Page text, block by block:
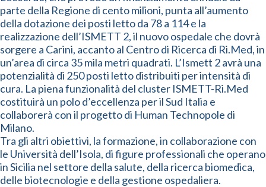
parte della Regione di cento milioni, punta all’aumento
della dotazione dei posti letto da 78 a 114 e la
realizzazione dell’ISMETT 2, il nuovo ospedale che dovrà
sorgere a Carini, accanto al Centro di Ricerca di Ri.Med, in
un’area di circa 35 mila metri quadrati. L’Ismett 2 avrà una
potenzialità di 250 posti letto distribuiti per intensità di
cura. La piena funzionalità del cluster ISMETT-Ri.Med
costituirà un polo d’eccellenza per il Sud Italia e
collaborerà con il progetto di Human Technopole di
Milano.
Tra gli altri obiettivi, la formazione, in collaborazione con
le Università dell’Isola, di figure professionali che operano
in Sicilia nel settore della salute, della ricerca biomedica,
delle biotecnologie e della gestione ospedaliera.